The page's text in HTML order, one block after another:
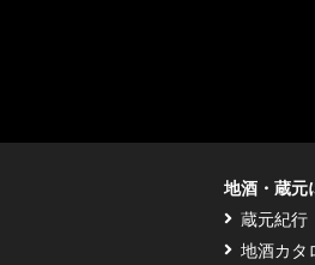
地酒・蔵元
蔵元紀行
地酒カタ